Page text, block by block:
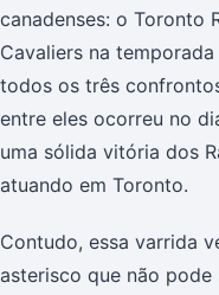
canadenses: o Toronto
Cavaliers na
todos os três
entre eles ocorreu no
uma sólida vitória dos
atuando em Toronto.
Contudo, essa varrida
asterisco que não pode